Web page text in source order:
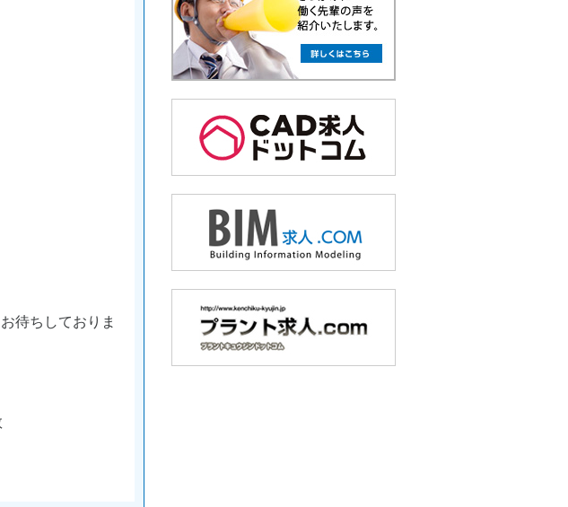
待ちしておりま